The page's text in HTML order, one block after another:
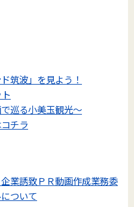
筑波」を見よう！
巡る小美玉観光～
チラ
業誘致ＰＲ動画作成業務委
ついて